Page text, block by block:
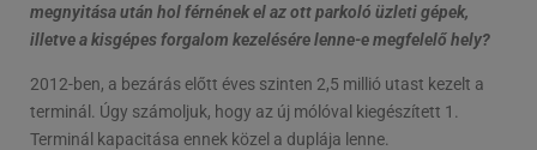
megnyitása után hol férnének el az ott parkoló üzleti gépek,
illetve a kisgépes forgalom kezelésére lenne-e megfelelő hely?
2012-ben, a bezárás előtt éves szinten 2,5 millió utast kezelt a
terminál. Úgy számoljuk, hogy az új mólóval kiegészített 1.
Terminál kapacitása ennek közel a duplája lenne.